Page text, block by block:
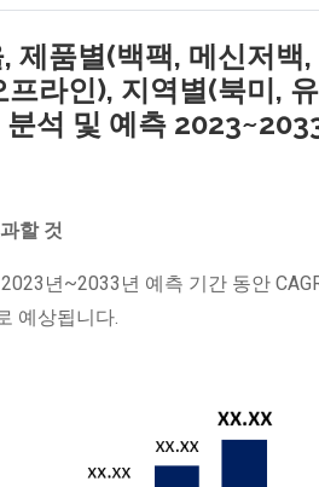
제품별(백팩, 메신저백,
라인), 지역별(북미,
석 및 예측
할 것
년~2033년 예측 기간 동안
예상됩니다.